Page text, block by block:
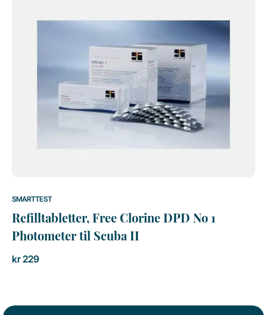
SMARTTEST
Refilltabletter, Free Clorine DPD No 1
Photometer til Scuba II
kr229